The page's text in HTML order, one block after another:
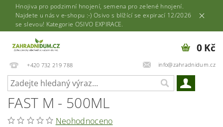
Hnojiva pro podzimní hnojení, semena pro zelené hnojení.
Najdete u nás v e-shopu :-) Osivo s blížící se expirací 12/2026
se slevou! Kategorie OSIVO EXPIRACE.
+420 732 219 788 info@zahradnidum.cz
0 Kč
FAST M - 500ML
Neohodnoceno